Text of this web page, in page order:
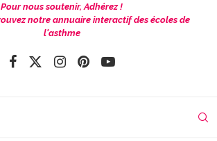
Pour nous soutenir, Adhérez !
notre annuaire interactif des écoles de
l'asthme